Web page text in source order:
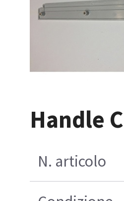
Handle
N. articolo